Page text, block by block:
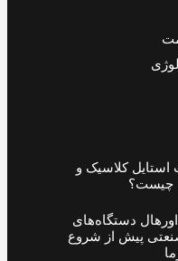
کلاسیک و
دستگاه‌های
از شروع